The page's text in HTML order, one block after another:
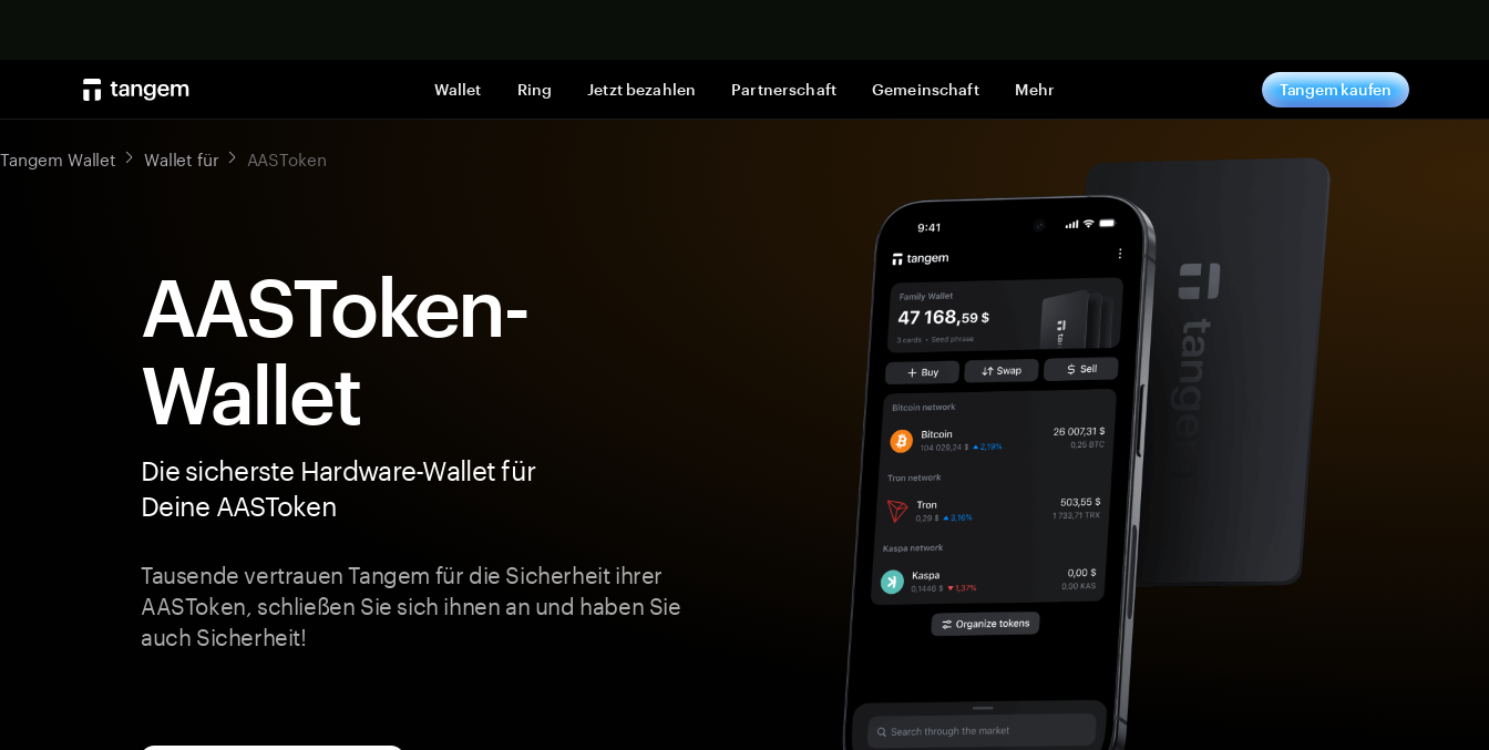
Wallet Ring Jetzt bezahlen Partnerschaft Gemeinschaft Mehr Tangem kaufen
Tangem Wallet Wallet für AASToken
AASToken-
Wallet
Die sicherste Hardware-Wallet für
Deine AASToken
Tausende vertrauen Tangem für die Sicherheit ihrer
AASToken, schließen Sie sich ihnen an und haben Sie
auch Sicherheit!